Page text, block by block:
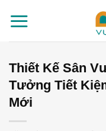
qua
Thiết Kế Sân
Tưởng Tiết
Mới